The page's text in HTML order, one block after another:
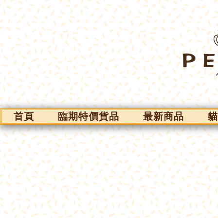
首頁 臨期特價貨品 最新商品